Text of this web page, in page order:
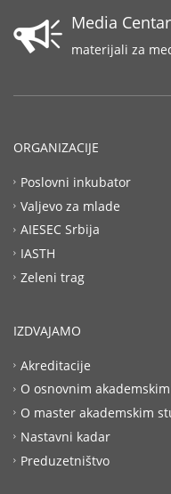
Media Centar
materijali za
ORGANIZACIJE
Poslovni inkubator
Valjevo za mlade
AIESEC Srbija
IASTH
Zeleni trag
IZDVAJAMO
Akreditacije
O osnovnim
O master akademskim
Nastavni kadar
Preduzetništvo